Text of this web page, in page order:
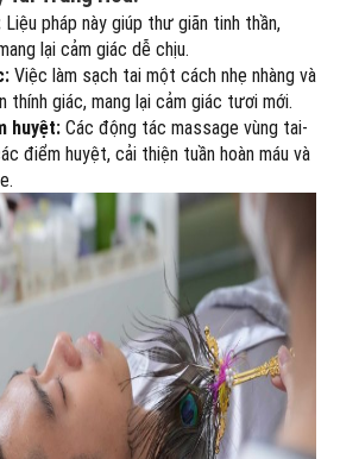
Liệu pháp này giúp thư giãn tinh thần,
lại cảm giác dễ chịu.
Việc làm sạch tai một cách nhẹ nhàng và
thính giác, mang lại cảm giác tươi mới.
huyệt: Các động tác massage vùng tai-
điểm huyệt, cải thiện tuần hoàn máu và